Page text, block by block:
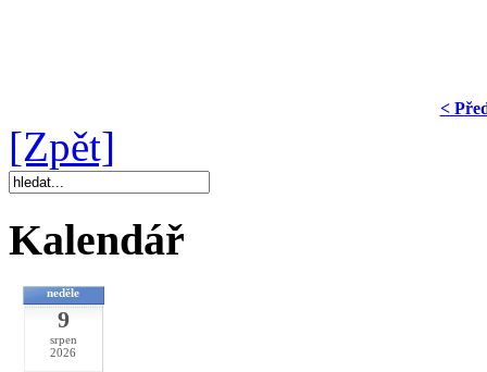
<
[Zpět]
Kalendář
neděle
9
srpen
2026